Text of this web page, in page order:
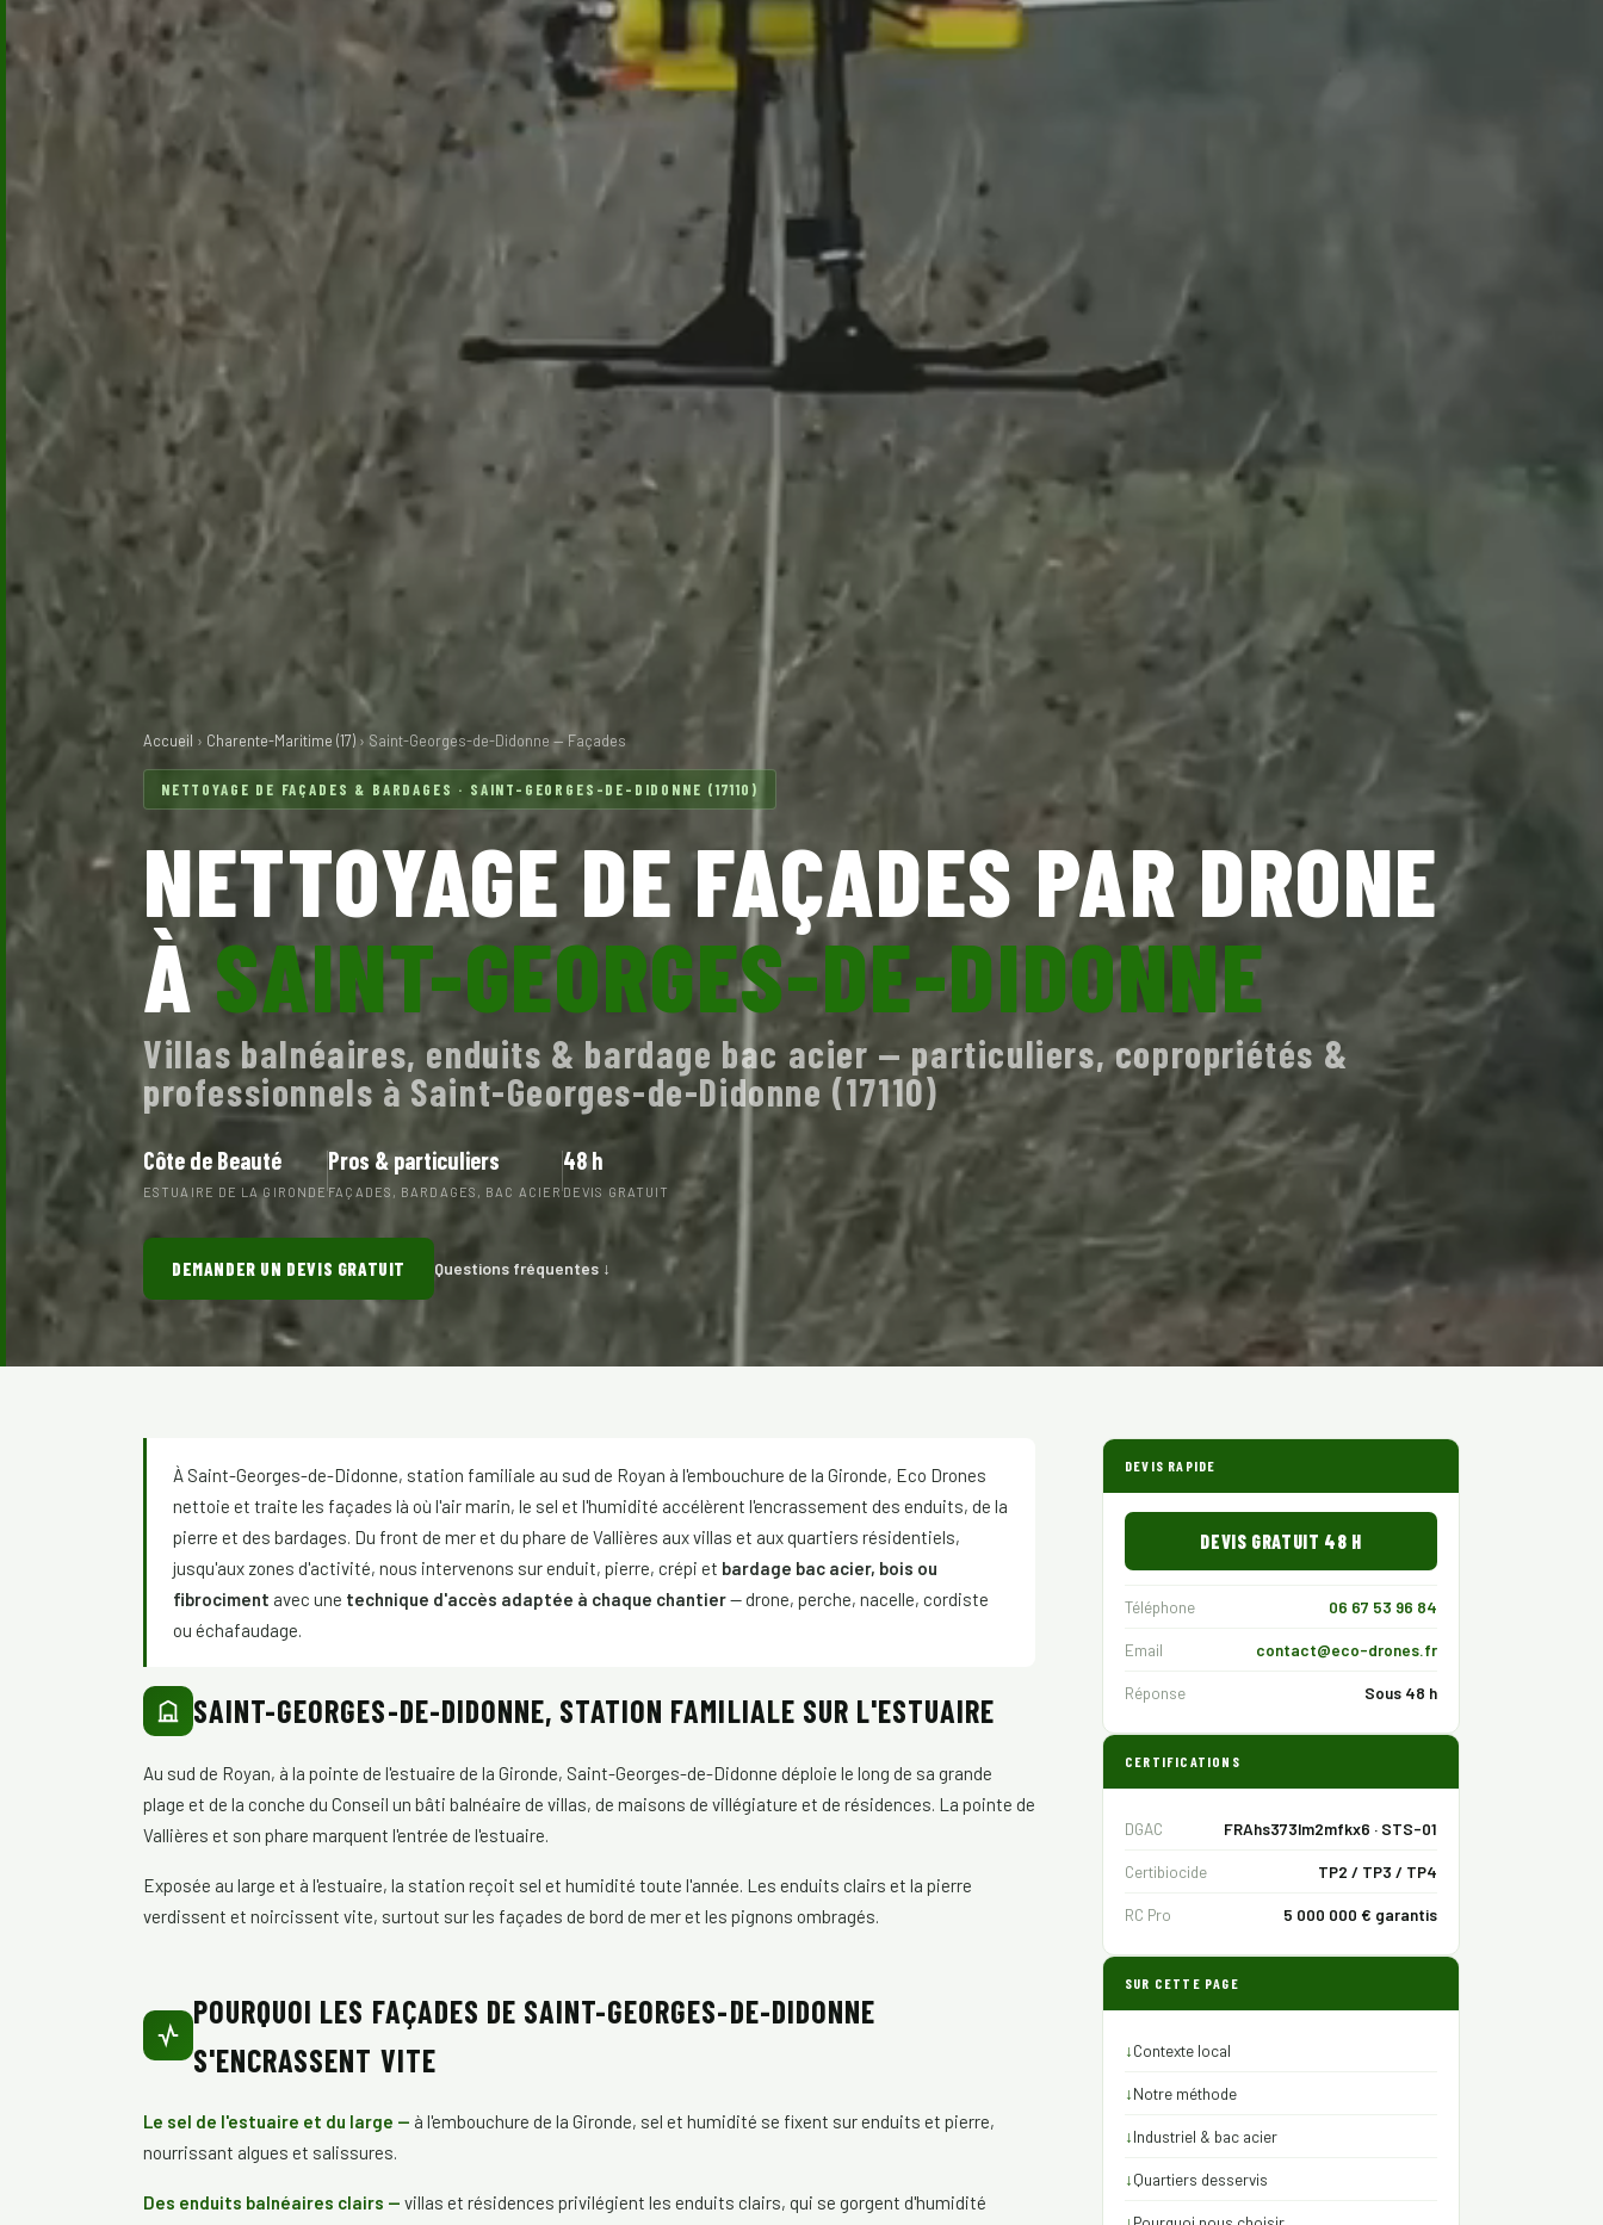
Accueil › Charente-Maritime (17) › Saint-Georges-de-Didonne — Façades
NETTOYAGE DE FAÇADES & BARDAGES · SAINT-GEORGES-DE-DIDONNE (17110)
NETTOYAGE DE FAÇADES PAR DRONE
ÀSAINT-GEORGES-DE-DIDONNE
Villas balnéaires, enduits & bardage bac acier — particuliers, copropriétés &
professionnels à Saint-Georges-de-Didonne (17110)
Côte de Beauté
ESTUAIRE DE LA GIRONDE
Pros & particuliers
FAÇADES, BARDAGES, BAC ACIER
48 h
DEVIS GRATUIT
DEMANDER UN DEVIS GRATUIT Questions fréquentes ↓
À Saint-Georges-de-Didonne, station familiale au sud de Royan à l'embouchure de la Gironde, Eco Drones
nettoie et traite les façades là où l'air marin, le sel et l'humidité accélèrent l'encrassement des enduits, de la
pierre et des bardages. Du front de mer et du phare de Vallières aux villas et aux quartiers résidentiels,
jusqu'aux zones d'activité, nous intervenons sur enduit, pierre, crépi et bardage bac acier, bois ou
fibrociment avec une technique d'accès adaptée à chaque chantier— drone, perche, nacelle, cordiste
ou échafaudage.
SAINT-GEORGES-DE-DIDONNE, STATION FAMILIALE SUR L'ESTUAIRE
Au sud de Royan, à la pointe de l'estuaire de la Gironde, Saint-Georges-de-Didonne déploie le long de sa grande
plage et de la conche du Conseil un bâti balnéaire de villas, de maisons de villégiature et de résidences. La pointe de
Vallières et son phare marquent l'entrée de l'estuaire.
Exposée au large et à l'estuaire, la station reçoit sel et humidité toute l'année. Les enduits clairs et la pierre
verdissent et noircissent vite, surtout sur les façades de bord de mer et les pignons ombragés.
POURQUOI LES FAÇADES DE SAINT-GEORGES-DE-DIDONNE
S'ENCRASSENT VITE
Le sel de l'estuaire et du large — à l'embouchure de la Gironde, sel et humidité se fixent sur enduits et pierre,
nourrissant algues et salissures.
Des enduits balnéaires clairs — villas et résidences privilégient les enduits clairs, qui se gorgent d'humidité
DEVIS RAPIDE
DEVIS GRATUIT 48 H
Téléphone 06 67 53 96 84
Email contact@eco-drones.fr
Réponse Sous 48 h
CERTIFICATIONS
DGAC FRAhs373lm2mfkx6 · STS-01
Certibiocide TP2 / TP3 / TP4
RC Pro 5 000 000 € garantis
SUR CETTE PAGE
↓Contexte local
↓Notre méthode
↓Industriel & bac acier
↓Quartiers desservis